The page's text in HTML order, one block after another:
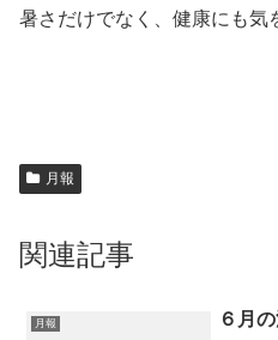
暑さだけでなく、健康にも気
月報
関連記事
月報 ６月